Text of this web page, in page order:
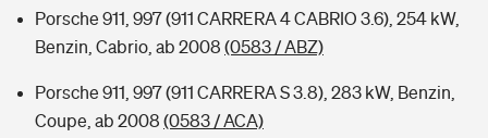
Porsche 911, 997 (911 CARRERA 4 CABRIO 3.6), 254 kW,
Benzin, Cabrio, ab 2008 (0583 / ABZ)
Porsche 911, 997 (911 CARRERA S 3.8), 283 kW, Benzin,
Coupe, ab 2008 (0583 / ACA)